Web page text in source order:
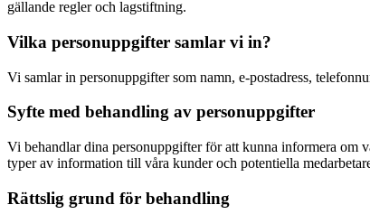
gällande regler och lagstiftning.
Vilka personuppgifter samlar vi in?
Vi samlar in personuppgifter som namn, e-postadress,
Syfte med behandling av personuppgifter
Vi behandlar dina personuppgifter för att kunna informera om
typer av information till våra kunder och potentiella
Rättslig grund för behandling